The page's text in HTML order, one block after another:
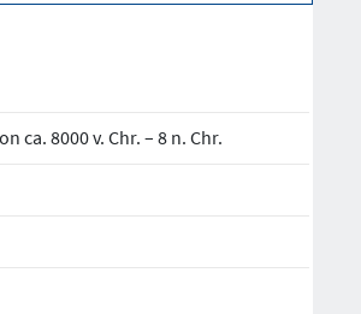
ca. 8000 v. Chr. – 8 n. Chr.